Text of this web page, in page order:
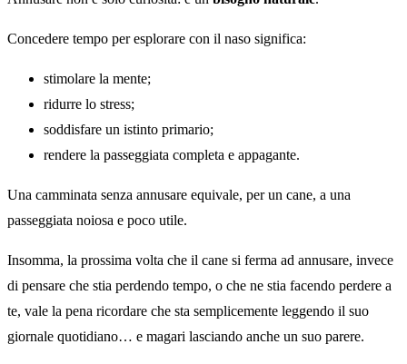
Concedere tempo per esplorare con il naso significa:
stimolare la mente;
ridurre lo stress;
soddisfare un istinto primario;
rendere la passeggiata completa e appagante.
Una camminata senza annusare equivale, per un cane, a una
passeggiata noiosa e poco utile.
Insomma, la prossima volta che il cane si ferma ad annusare, invece
di pensare che stia perdendo tempo, o che ne stia facendo perdere a
te, vale la pena ricordare che sta semplicemente leggendo il suo
giornale quotidiano… e magari lasciando anche un suo parere.